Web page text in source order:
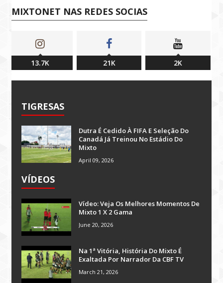
MIXTONET NAS REDES SOCIAS
13.7K 21K 2K
TIGRESAS
Dutra É Cedido À FIFA E Seleção Do
Canadá Já Treinou No Estádio Do
Mixto
April 09, 2026
VÍDEOS
Vídeo: Veja Os Melhores Momentos De
Mixto 1 X 2 Gama
June 20, 2026
Na 1ª Vitória, História Do Mixto É
Exaltada Por Narrador Da CBF TV
March 21, 2026